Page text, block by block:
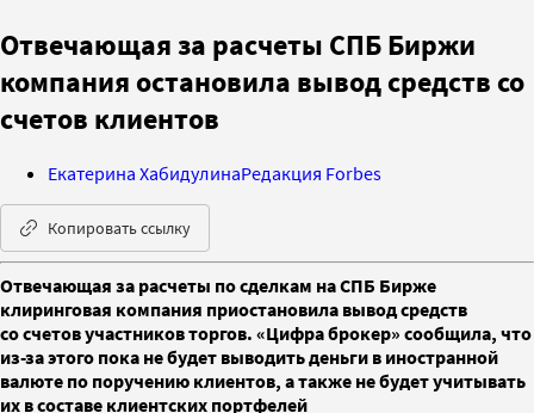
Отвечающая за расчеты СПБ Биржи
компания остановила вывод средств со
счетов клиентов
Екатерина ХабидулинаРедакция Forbes
Копировать ссылку
Отвечающая за расчеты по сделкам на СПБ Бирже
клиринговая компания приостановила вывод средств
со счетов участников торгов. «Цифра брокер» сообщила, что
из-за этого пока не будет выводить деньги в иностранной
валюте по поручению клиентов, а также не будет учитывать
их в составе клиентских портфелей